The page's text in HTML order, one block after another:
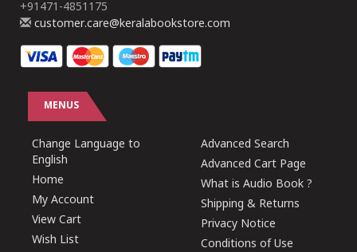
+91471-4851175
customer.care@keralabookstore.com
MENUS
Change Language to
English
Home
My Account
View Cart
Wish List
Advanced Search
Advanced Cart Page
What is Audio Book ?
Shipping & Returns
Privacy Notice
Conditions of Use